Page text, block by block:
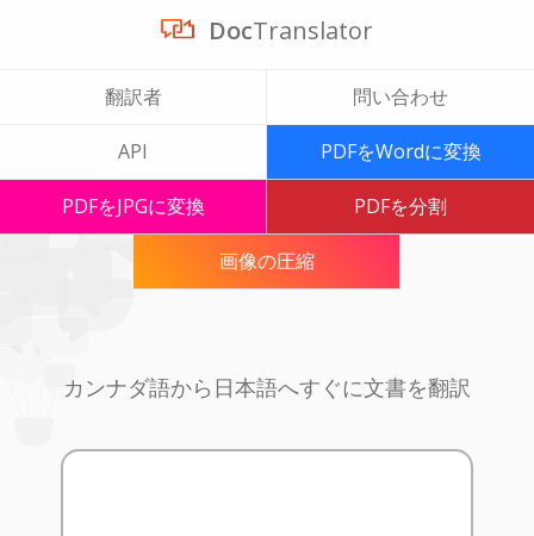
DocTranslator
翻訳者 問い合わせ
API PDFをWordに変換
PDFをJPGに変換 PDFを分割
画像の圧縮
カンナダ語から日本語へすぐに文書を翻訳